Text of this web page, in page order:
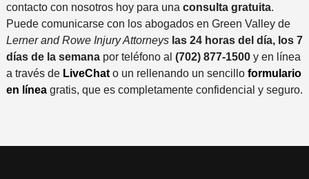
contacto con nosotros hoy para una consulta gratuita.
Puede comunicarse con los abogados en Green Valley de
Lerner and Rowe Injury Attorneys las 24 horas del día, los 7
días de la semanapor teléfono al (702) 877-1500y en línea
a través de LiveChato un rellenando un sencillo formulario
en líneagratis, que es completamente confidencial y seguro.